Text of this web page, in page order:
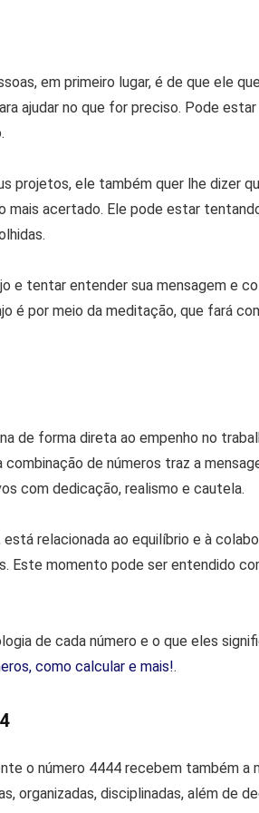
em primeiro lugar, é de que ele
ajudar no que for preciso. Pode
projetos, ele também quer lhe dizer
acertado. Ele pode estar
e tentar entender sua mensagem e
é por meio da meditação, que fará
de forma direta ao empenho no
de números traz a
com dedicação, realismo e cautela.
relacionada ao equilíbrio e à
Este momento pode ser entendido
de cada número e o que eles
como calcular e mais!.
o número 4444 recebem também a
organizadas, disciplinadas, além de